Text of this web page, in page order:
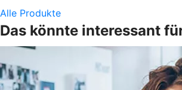
Alle Produkte
Das könnte interessant